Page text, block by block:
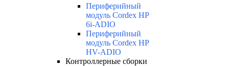
Периферийный
модуль Cordex HP
6i-ADIO
Периферийный
модуль Cordex HP
HV-ADIO
Контроллерные сборки